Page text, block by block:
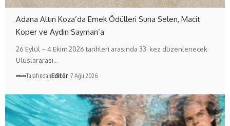
Adana Altın Koza’da Emek Ödülleri Suna Selen, Macit
Koper ve Aydın Sayman’a
26 Eylül – 4 Ekim 2026 tarihleri arasında 33. kez düzenlenecek
Uluslararası…
TarafındanEditör 7 Ağu 2026